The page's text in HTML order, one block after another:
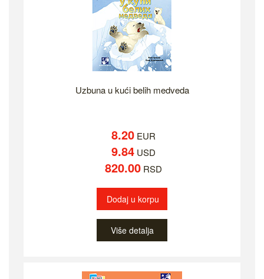
Uzbuna u kući belih medveda
8.20 EUR
9.84 USD
820.00 RSD
Dodaj u korpu
Više detalja